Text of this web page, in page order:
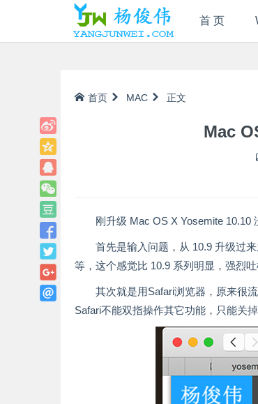
首 页
首页 MAC 正文
Mac
刚升级 Mac OS X Yosemite 10.10
首先是输入问题，从 10.9 升级过
等，这个感觉比 10.9 系列明显，强烈吐
其次就是用Safari浏览器，原来很
Safari不能双指操作其它功能，只能关